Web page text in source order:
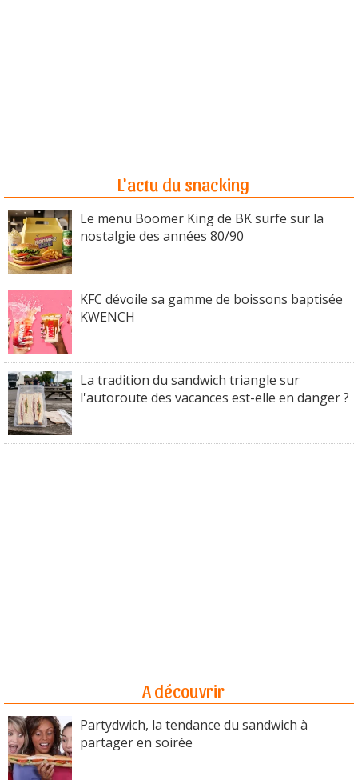
L'actu du snacking
Le menu Boomer King de BK surfe sur la
nostalgie des années 80/90
KFC dévoile sa gamme de boissons baptisée
KWENCH
La tradition du sandwich triangle sur
l'autoroute des vacances est-elle en danger ?
A découvrir
Partydwich, la tendance du sandwich à
partager en soirée